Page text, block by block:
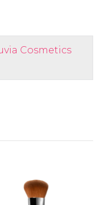
Cosmetics